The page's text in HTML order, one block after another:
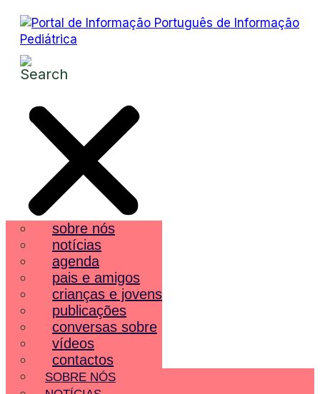
sobre nós
notícias
agenda
pais e amigos
crianças e jovens
publicações
conversas sobre
vídeos
contactos
SOBRE NÓS